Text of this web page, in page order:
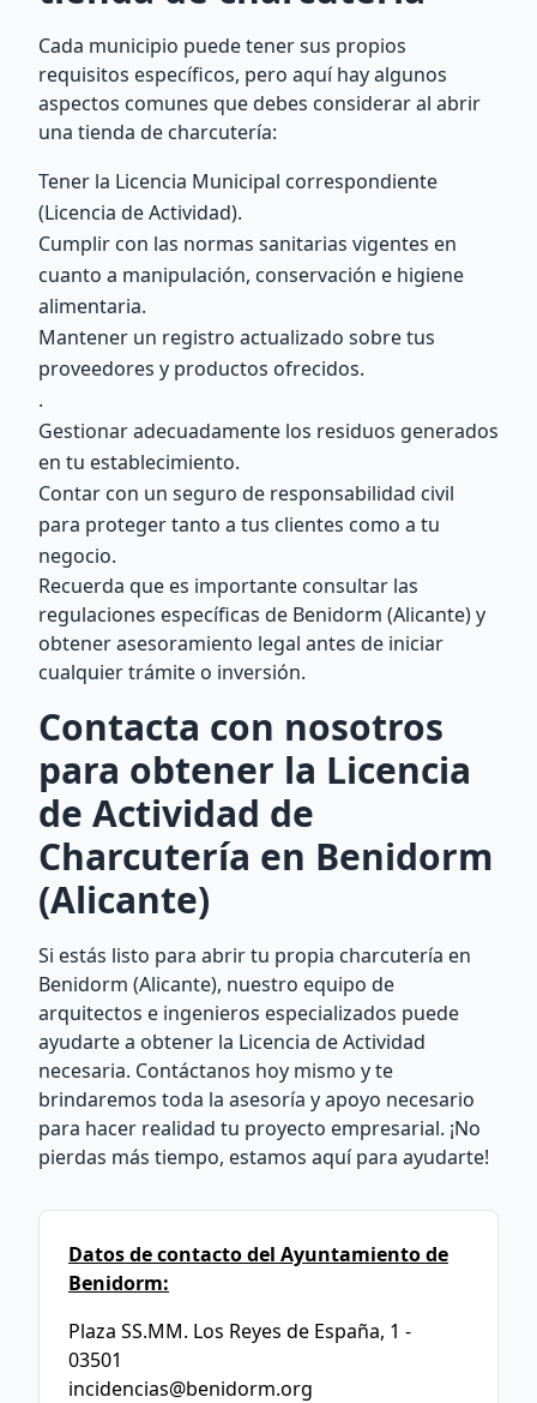
Cada municipio puede tener sus propios
requisitos específicos, pero aquí hay algunos
aspectos comunes que debes considerar al abrir
una tienda de charcutería:
Tener la Licencia Municipal correspondiente
(Licencia de Actividad).
Cumplir con las normas sanitarias vigentes en
cuanto a manipulación, conservación e higiene
alimentaria.
Mantener un registro actualizado sobre tus
proveedores y productos ofrecidos.
.
Gestionar adecuadamente los residuos generados
en tu establecimiento.
Contar con un seguro de responsabilidad civil
para proteger tanto a tus clientes como a tu
negocio.
Recuerda que es importante consultar las
regulaciones específicas de Benidorm (Alicante) y
obtener asesoramiento legal antes de iniciar
cualquier trámite o inversión.
Contacta con nosotros
para obtener la Licencia
de Actividad de
Charcutería en Benidorm
(Alicante)
Si estás listo para abrir tu propia charcutería en
Benidorm (Alicante), nuestro equipo de
arquitectos e ingenieros especializados puede
ayudarte a obtener la Licencia de Actividad
necesaria. Contáctanos hoy mismo y te
brindaremos toda la asesoría y apoyo necesario
para hacer realidad tu proyecto empresarial. ¡No
pierdas más tiempo, estamos aquí para ayudarte!
Datos de contacto del Ayuntamiento de
Benidorm:
Plaza SS.MM. Los Reyes de España, 1 -
03501
incidencias@benidorm.org